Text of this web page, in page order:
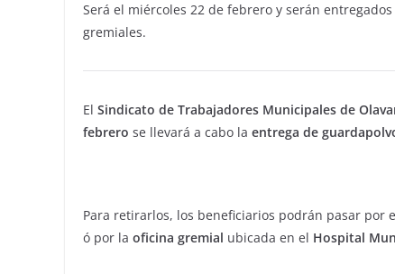
Será el miércoles 22 de febrero y serán
gremiales.
El Sindicato de Trabajadores Municipales de
febrero se llevará a cabo la entrega de
Para retirarlos, los beneficiarios podrán pasar por
ó por la oficina gremial ubicada en el Hospital